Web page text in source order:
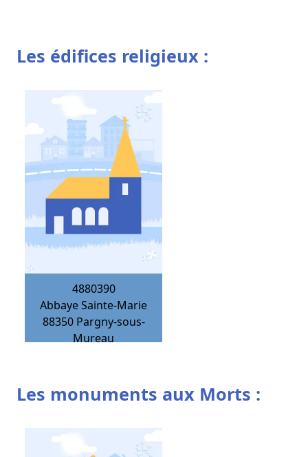
Les édifices religieux :
4880390
Abbaye Sainte-Marie
88350 Pargny-sous-
Mureau
Les monuments aux Morts :